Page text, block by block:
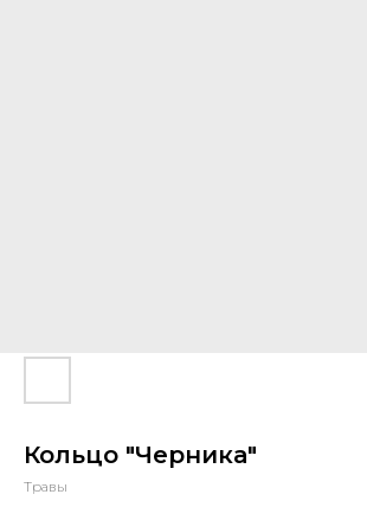
Кольцо "Черника"
Травы